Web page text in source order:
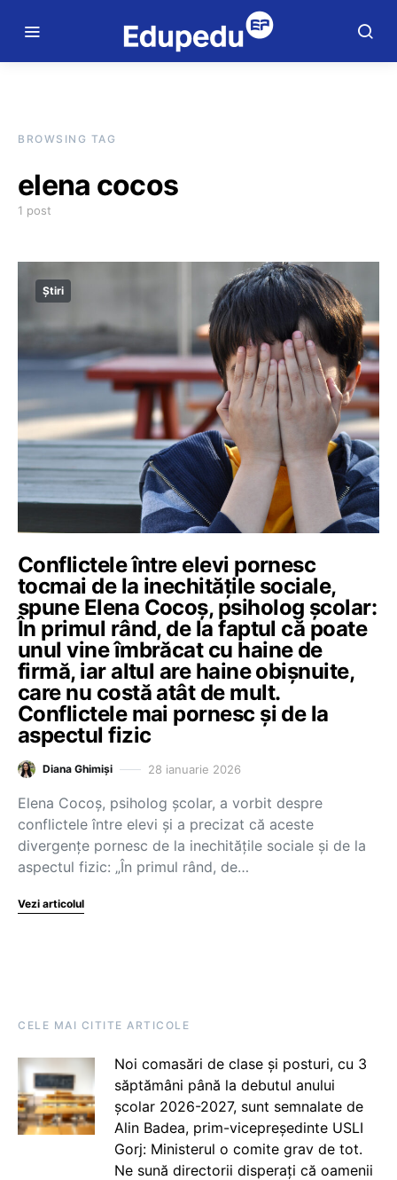
BROWSING TAG
elena cocos
1 post
Știri
Conflictele între elevi pornesc
tocmai de la inechitățile sociale,
spune Elena Cocoș, psiholog școlar:
În primul rând, de la faptul că poate
unul vine îmbrăcat cu haine de
firmă, iar altul are haine obișnuite,
care nu costă atât de mult.
Conflictele mai pornesc și de la
aspectul fizic
Diana Ghimiși 28 ianuarie 2026
Elena Cocoș, psiholog școlar, a vorbit despre
conflictele între elevi și a precizat că aceste
divergențe pornesc de la inechitățile sociale și de la
aspectul fizic: „În primul rând, de…
Vezi articolul
CELE MAI CITITE ARTICOLE
Noi comasări de clase și posturi, cu 3
săptămâni până la debutul anului
școlar 2026-2027, sunt semnalate de
Alin Badea, prim-vicepreședinte USLI
Gorj: Ministerul o comite grav de tot.
Ne sună directorii disperați că oamenii